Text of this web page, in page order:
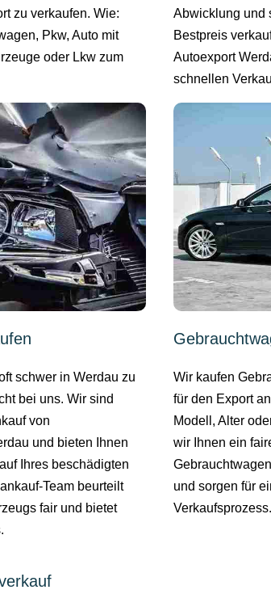
zu verkaufen. Wie:
Pkw, Auto mit
oder Lkw zum
schwer in Werdau zu
bei uns. Wir sind
von
und bieten Ihnen
Ihres beschädigten
Team beurteilt
fair und bietet
Abwicklung und
Bestpreis
Autoexport
schnellen
Wir kaufen
für den Export
Modell, Alter
wir Ihnen ein
und sorgen für
Verkaufsprozess.